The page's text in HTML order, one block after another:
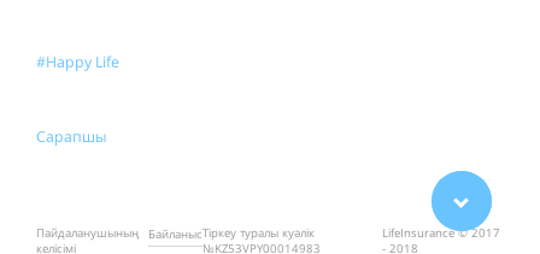
#Happy Life
Сарапшы
Пайдаланушының
келісімі
БайланысТіркеу туралы куәлік
№KZ53VPY00014983
LifeInsurance © 2017
- 2018